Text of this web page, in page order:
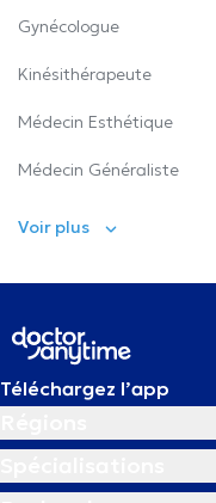
Gynécologue
Kinésithérapeute
Médecin Esthétique
Médecin Généraliste
Voir plus
Téléchargez l’app